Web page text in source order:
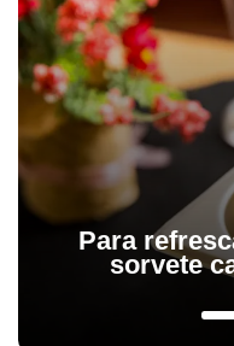
Em algumas situações, as
contas bancárias dos
casos, houve saques após
apuração.
Depois da descoberta
medidas para apurar a
dos valores pagos e a
com recadastramento
Caso os administradores
ao pagamento de multas e
Para
sorvete